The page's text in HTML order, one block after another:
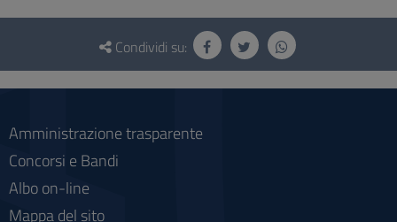
Questionario
social
Condividi su:
Amministrazione trasparente
Concorsi e Bandi
Albo on-line
Mappa del sito